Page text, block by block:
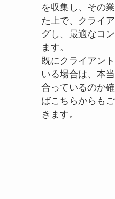
を収集し、その
た上で、クライ
グし、最適なコ
ます。
既にクライアン
いる場合は、本
合っているのか
ばこちらからも
きます。